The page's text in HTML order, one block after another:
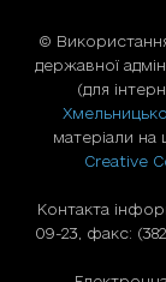
©
державної
(для
матеріали на
Creative
Контакта
09-23, факс: